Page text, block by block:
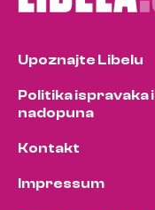
Upoznajte Libelu
Politika ispravaka i
nadopuna
Kontakt
Impressum